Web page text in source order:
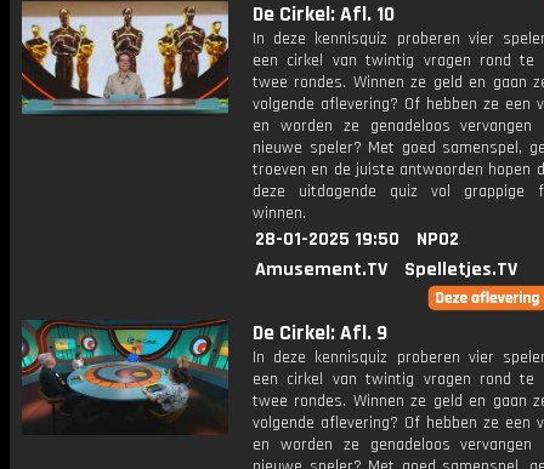
De Cirkel: Afl. 10
In deze kennisquiz proberen vier
een cirkel van twintig vragen rond te
twee rondes. Winnen ze geld en gaan
volgende aflevering? Of hebben ze een
en worden ze genadeloos vervangen
nieuwe speler? Met goed samenspel,
troeven en de juiste antwoorden hopen
deze uitdagende quiz vol grappige
winnen.
28-01-2025 19:50
NPO2
Amusement.TV
Spelletjes.TV
De Cirkel: Afl. 9
In deze kennisquiz proberen vier
een cirkel van twintig vragen rond te
twee rondes. Winnen ze geld en gaan
volgende aflevering? Of hebben ze een
en worden ze genadeloos vervangen